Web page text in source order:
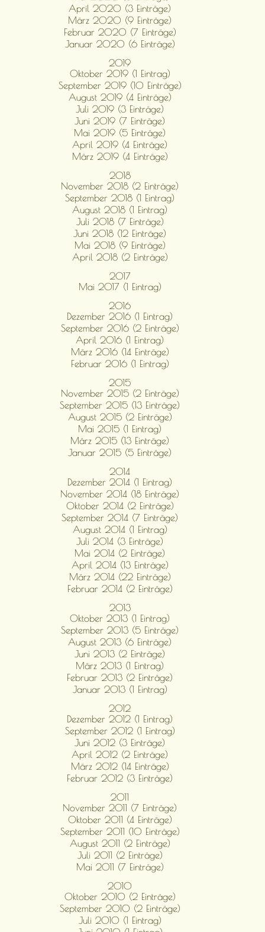
April 2020 (3 Einträge)
März 2020 (9 Einträge)
Februar 2020 (7 Einträge)
Januar 2020 (6 Einträge)
2019
Oktober 2019 (1 Eintrag)
September 2019 (10 Einträge)
August 2019 (4 Einträge)
Juli 2019 (3 Einträge)
Juni 2019 (7 Einträge)
Mai 2019 (5 Einträge)
April 2019 (4 Einträge)
März 2019 (4 Einträge)
2018
November 2018 (2 Einträge)
September 2018 (1 Eintrag)
August 2018 (1 Eintrag)
Juli 2018 (7 Einträge)
Juni 2018 (12 Einträge)
Mai 2018 (9 Einträge)
April 2018 (2 Einträge)
2017
Mai 2017 (1 Eintrag)
2016
Dezember 2016 (1 Eintrag)
September 2016 (2 Einträge)
April 2016 (1 Eintrag)
März 2016 (14 Einträge)
Februar 2016 (1 Eintrag)
2015
November 2015 (2 Einträge)
September 2015 (13 Einträge)
August 2015 (2 Einträge)
Mai 2015 (1 Eintrag)
März 2015 (13 Einträge)
Januar 2015 (5 Einträge)
2014
Dezember 2014 (1 Eintrag)
November 2014 (18 Einträge)
Oktober 2014 (2 Einträge)
September 2014 (7 Einträge)
August 2014 (1 Eintrag)
Juli 2014 (3 Einträge)
Mai 2014 (2 Einträge)
April 2014 (13 Einträge)
März 2014 (22 Einträge)
Februar 2014 (2 Einträge)
2013
Oktober 2013 (1 Eintrag)
September 2013 (5 Einträge)
August 2013 (6 Einträge)
Juni 2013 (2 Einträge)
März 2013 (1 Eintrag)
Februar 2013 (2 Einträge)
Januar 2013 (1 Eintrag)
2012
Dezember 2012 (1 Eintrag)
September 2012 (1 Eintrag)
Juni 2012 (3 Einträge)
April 2012 (2 Einträge)
März 2012 (14 Einträge)
Februar 2012 (3 Einträge)
2011
November 2011 (7 Einträge)
Oktober 2011 (4 Einträge)
September 2011 (10 Einträge)
August 2011 (2 Einträge)
Juli 2011 (2 Einträge)
Mai 2011 (7 Einträge)
2010
Oktober 2010 (2 Einträge)
September 2010 (2 Einträge)
Juli 2010 (1 Eintrag)